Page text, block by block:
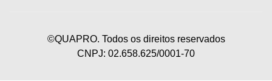
©QUAPRO. Todos os direitos reservados
CNPJ: 02.658.625/0001-70